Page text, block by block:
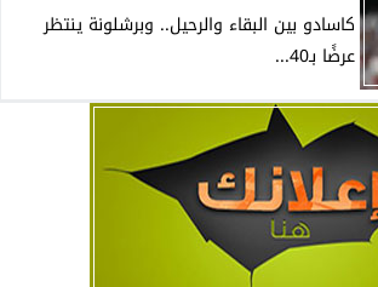
كاسادو بين البقاء والرحيل.. وبرشلونة ينتظر
عرضًا بـ40...